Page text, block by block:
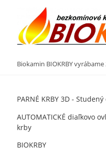
Biokamin BIOKRBY
PARNÉ KRBY 3D -
AUTOMATICKÉ diaľkovo
krby
BIOKRBY